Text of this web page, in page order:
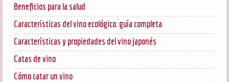
Beneficios para la salud
Características del vino ecológico: guía completa
Características y propiedades del vino japonés
Catas de vino
Cómo catar un vino